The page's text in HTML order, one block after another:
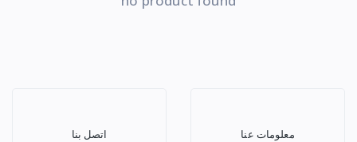
معلومات عنا اتصل بنا